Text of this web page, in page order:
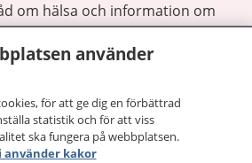
om hälsa och information om
mottagningar du kan kontakta.
din journal och göra dina
1177 för
dygnet runt.
du vill må bättre.
använder
för att ge dig en förbättrad
statistik och för att viss
ska fungera på webbplatsen.
använder kakor